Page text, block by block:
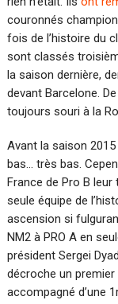
couronnés
fois de l’histoire du
sont classés
la saison dernière,
devant Barcelone.
toujours souri à la
Avant la saison
bas… très bas.
France de Pro B leur
seule équipe de
ascension si
NM2 à PRO A en
président Sergei
décroche un
accompagné d’une